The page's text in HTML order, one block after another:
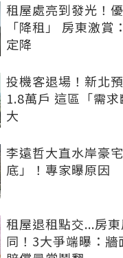
租屋處亮到發光！
「降租」 房東激賞
定降
投機客退場！新北
1.8萬戶 這區「需
大
李遠哲大直水岸豪
底」！專家曝原因
租屋退租點交...房
同！3大爭端曝：牆